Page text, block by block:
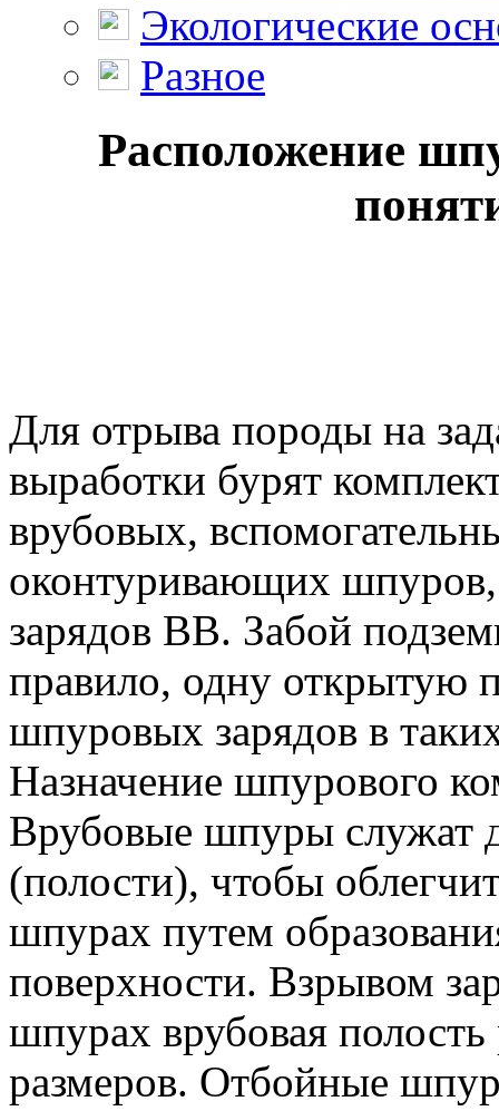
Экологические
Разное
Расположение
Для отрыва породы на
выработки бурят
врубовых,
оконтуривающих
зарядов ВВ. Забой
правило, одну открытую
шпуровых зарядов в
Назначение шпурового
Врубовые шпуры служат
(полости), чтобы
шпурах путем
поверхности. Взрывом
шпурах врубовая
размеров. Отбойные